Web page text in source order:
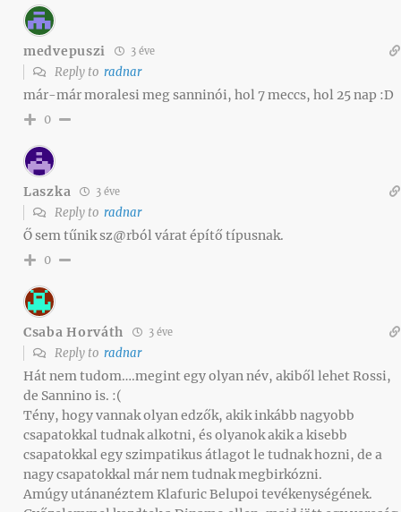
medvepuszi 3 éve
Reply to radnar
már-már moralesi meg sanninói, hol 7 meccs, hol 25 nap :D
0
Laszka 3 éve
Reply to radnar
Ő sem tűnik sz@rból várat építő típusnak.
0
Csaba Horváth 3 éve
Reply to radnar
Hát nem tudom….megint egy olyan név, akiből lehet Rossi,
de Sannino is. :(
Tény, hogy vannak olyan edzők, akik inkább nagyobb
csapatokkal tudnak alkotni, és olyanok akik a kisebb
csapatokkal egy szimpatikus átlagot le tudnak hozni, de a
nagy csapatokkal már nem tudnak megbirkózni.
Amúgy utánanéztem Klafuric Belupoi tevékenységének.